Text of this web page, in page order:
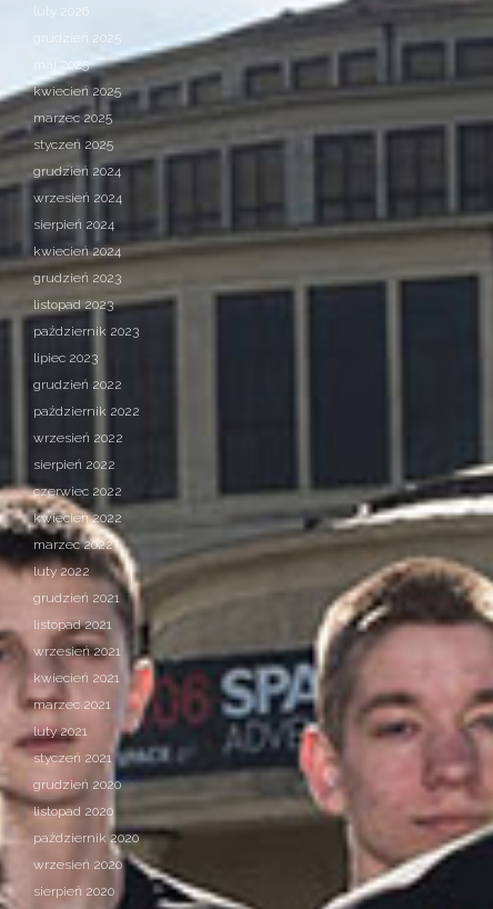
luty 2026
grudzień 2025
maj 2025
kwiecień 2025
marzec 2025
styczeń 2025
grudzień 2024
wrzesień 2024
sierpień 2024
kwiecień 2024
grudzień 2023
listopad 2023
październik 2023
lipiec 2023
grudzień 2022
październik 2022
wrzesień 2022
sierpień 2022
czerwiec 2022
kwiecień 2022
marzec 2022
luty 2022
grudzień 2021
listopad 2021
wrzesień 2021
kwiecień 2021
marzec 2021
luty 2021
styczeń 2021
grudzień 2020
listopad 2020
październik 2020
wrzesień 2020
sierpień 2020